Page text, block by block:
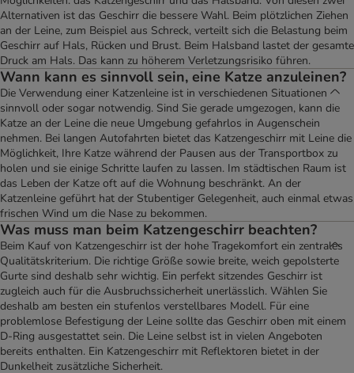
Alternativen ist das Geschirr die bessere Wahl. Beim plötzlichen Ziehen
an der Leine, zum Beispiel aus Schreck, verteilt sich die Belastung beim
Geschirr auf Hals, Rücken und Brust. Beim Halsband lastet der gesamte
Druck am Hals. Das kann zu höherem Verletzungsrisiko führen.
Wann kann es sinnvoll sein, eine Katze anzuleinen?
Die Verwendung einer Katzenleine ist in verschiedenen Situationen
sinnvoll oder sogar notwendig. Sind Sie gerade umgezogen, kann die
Katze an der Leine die neue Umgebung gefahrlos in Augenschein
nehmen. Bei langen Autofahrten bietet das Katzengeschirr mit Leine die
Möglichkeit, Ihre Katze während der Pausen aus der Transportbox zu
holen und sie einige Schritte laufen zu lassen. Im städtischen Raum ist
das Leben der Katze oft auf die Wohnung beschränkt. An der
Katzenleine geführt hat der Stubentiger Gelegenheit, auch einmal etwas
frischen Wind um die Nase zu bekommen.
Was muss man beim Katzengeschirr beachten?
Beim Kauf von Katzengeschirr ist der hohe Tragekomfort ein zentrales
Qualitätskriterium. Die richtige Größe sowie breite, weich gepolsterte
Gurte sind deshalb sehr wichtig. Ein perfekt sitzendes Geschirr ist
zugleich auch für die Ausbruchssicherheit unerlässlich. Wählen Sie
deshalb am besten ein stufenlos verstellbares Modell. Für eine
problemlose Befestigung der Leine sollte das Geschirr oben mit einem
D-Ring ausgestattet sein. Die Leine selbst ist in vielen Angeboten
bereits enthalten. Ein Katzengeschirr mit Reflektoren bietet in der
Dunkelheit zusätzliche Sicherheit.